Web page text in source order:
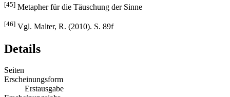
[45] Metapher für die Täuschung der Sinne
[46] Vgl. Malter, R. (2010). S. 89f
Details
Seiten
Erscheinungsform
Erstausgabe